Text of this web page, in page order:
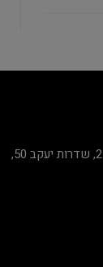
קניון מגדלי העיר קומה 2, שדרות יעקב 50,